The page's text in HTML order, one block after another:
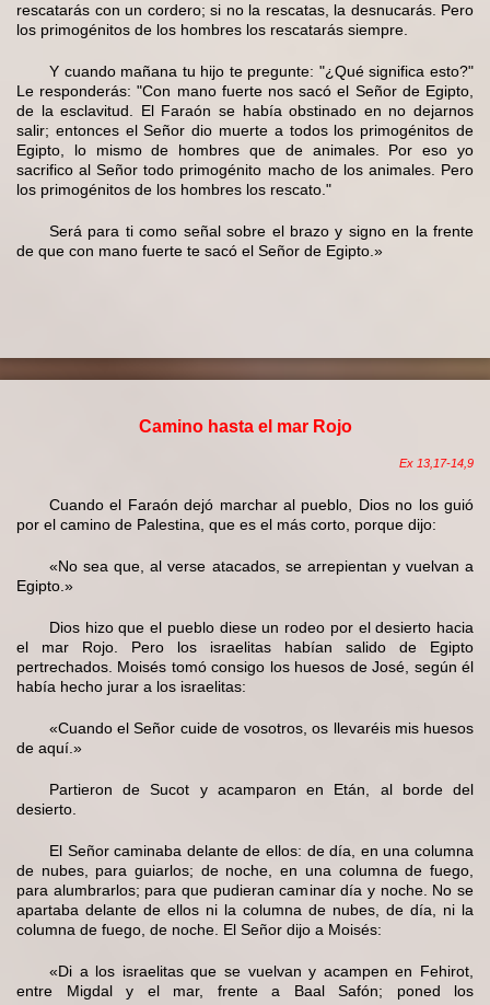
rescatarás con un cordero; si no la rescatas, la desnucarás. Pero
los primogénitos de los hombres los rescatarás siempre.
Y cuando mañana tu hijo te pregunte: "¿Qué significa esto?"
Le responderás: "Con mano fuerte nos sacó el Señor de Egipto,
de la esclavitud. El Faraón se había obstinado en no dejarnos
salir; entonces el Señor dio muerte a todos los primogénitos de
Egipto, lo mismo de hombres que de animales. Por eso yo
sacrifico al Señor todo primogénito macho de los animales. Pero
los primogénitos de los hombres los rescato."
Será para ti como señal sobre el brazo y signo en la frente
de que con mano fuerte te sacó el Señor de Egipto.»
Camino hasta el mar Rojo
Ex 13,17-14,9
Cuando el Faraón dejó marchar al pueblo, Dios no los guió
por el camino de Palestina, que es el más corto, porque dijo:
«No sea que, al verse atacados, se arrepientan y vuelvan a
Egipto.»
Dios hizo que el pueblo diese un rodeo por el desierto hacia
el mar Rojo. Pero los israelitas habían salido de Egipto
pertrechados. Moisés tomó consigo los huesos de José, según él
había hecho jurar a los israelitas:
«Cuando el Señor cuide de vosotros, os llevaréis mis huesos
de aquí.»
Partieron de Sucot y acamparon en Etán, al borde del
desierto.
El Señor caminaba delante de ellos: de día, en una columna
de nubes, para guiarlos; de noche, en una columna de fuego,
para alumbrarlos; para que pudieran caminar día y noche. No se
apartaba delante de ellos ni la columna de nubes, de día, ni la
columna de fuego, de noche. El Señor dijo a Moisés:
«Di a los israelitas que se vuelvan y acampen en Fehirot,
entre Migdal y el mar, frente a Baal Safón; poned los